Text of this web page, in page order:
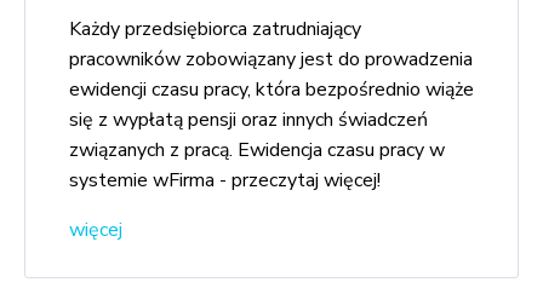
Każdy przedsiębiorca zatrudniający
pracowników zobowiązany jest do prowadzenia
ewidencji czasu pracy, która bezpośrednio wiąże
się z wypłatą pensji oraz innych świadczeń
związanych z pracą. Ewidencja czasu pracy w
systemie wFirma - przeczytaj więcej!
więcej